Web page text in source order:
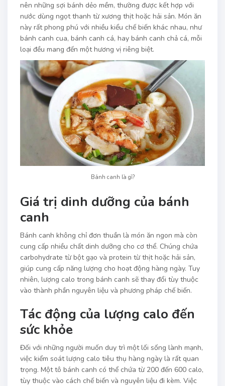
nên những sợi bánh dẻo mềm, thường được kết hợp với
nước dùng ngọt thanh từ xương thịt hoặc hải sản. Món ăn
này rất phong phú với nhiều kiểu chế biến khác nhau, như
bánh canh cua, bánh canh cá, hay bánh canh chả cá, mỗi
loại đều mang đến một hương vị riêng biệt.
Bánh canh là gì?
Giá trị dinh dưỡng của bánh
canh
Bánh canh không chỉ đơn thuần là món ăn ngon mà còn
cung cấp nhiều chất dinh dưỡng cho cơ thể. Chúng chứa
carbohydrate từ bột gạo và protein từ thịt hoặc hải sản,
giúp cung cấp năng lượng cho hoạt động hàng ngày. Tuy
nhiên, lượng calo trong bánh canh sẽ thay đổi tùy thuộc
vào thành phần nguyên liệu và phương pháp chế biến.
Tác động của lượng calo đến
sức khỏe
Đối với những người muốn duy trì một lối sống lành mạnh,
việc kiểm soát lượng calo tiêu thụ hàng ngày là rất quan
trọng. Một tô bánh canh có thể chứa từ 200 đến 600 calo,
tùy thuộc vào cách chế biến và nguyên liệu đi kèm. Việc